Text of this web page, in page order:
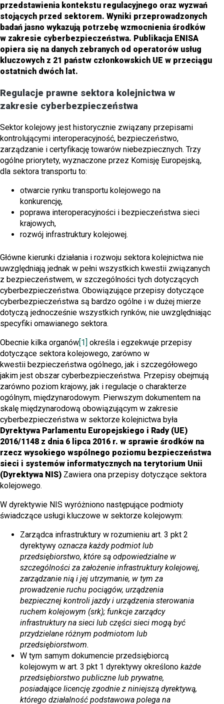
przedstawienia kontekstu regulacyjnego oraz wyzwań
stojących przed sektorem. Wyniki przeprowadzonych
badań jasno wykazują potrzebę wzmocnienia środków
w zakresie cyberbezpieczeństwa. Publikacja ENISA
opiera się na danych zebranych od operatorów usług
kluczowych z 21 państw członkowskich UE w przeciągu
ostatnich dwóch lat.
Regulacje prawne sektora kolejnictwa w
zakresie cyberbezpieczeństwa
Sektor kolejowy jest historycznie związany przepisami
kontrolującymi interoperacyjność, bezpieczeństwo,
zarządzanie i certyfikację towarów niebezpiecznych. Trzy
ogólne priorytety, wyznaczone przez Komisję Europejską,
dla sektora transportu to:
otwarcie rynku transportu kolejowego na
konkurencję,
poprawa interoperacyjności i bezpieczeństwa sieci
krajowych,
rozwój infrastruktury kolejowej.
Główne kierunki działania i rozwoju sektora kolejnictwa nie
uwzględniają jednak w pełni wszystkich kwestii związanych
z bezpieczeństwem, w szczególności tych dotyczących
cyberbezpieczeństwa. Obowiązujące przepisy dotyczące
cyberbezpieczeństwa są bardzo ogólne i w dużej mierze
dotyczą jednocześnie wszystkich rynków, nie uwzględniając
specyfiki omawianego sektora.
Obecnie kilka organów[1] określa i egzekwuje przepisy
dotyczące sektora kolejowego, zarówno w
kwestii bezpieczeństwa ogólnego, jak i szczegółowego
jakim jest obszar cyberbezpieczeństwa. Przepisy obejmują
zarówno poziom krajowy, jak i regulacje o charakterze
ogólnym, międzynarodowym. Pierwszym dokumentem na
skalę międzynarodową obowiązującym w zakresie
cyberbezpieczeństwa w sektorze kolejnictwa była
Dyrektywa Parlamentu Europejskiego i Rady (UE)
2016/1148 z dnia 6 lipca 2016 r. w sprawie środków na
rzecz wysokiego wspólnego poziomu bezpieczeństwa
sieci i systemów informatycznych na terytorium Unii
(Dyrektywa NIS) Zawiera ona przepisy dotyczące sektora
kolejowego.
W dyrektywie NIS wyróżniono następujące podmioty
świadczące usługi kluczowe w sektorze kolejowym:
Zarządca infrastruktury w rozumieniu art. 3 pkt 2
dyrektywy oznacza każdy podmiot lub
przedsiębiorstwo, które są odpowiedzialne w
szczególności za założenie infrastruktury kolejowej,
zarządzanie nią i jej utrzymanie, w tym za
prowadzenie ruchu pociągów, urządzenia
bezpiecznej kontroli jazdy i urządzenia sterowania
ruchem kolejowym (srk); funkcje zarządcy
infrastruktury na sieci lub części sieci mogą być
przydzielane różnym podmiotom lub
przedsiębiorstwom.
W tym samym dokumencie przedsiębiorcą
kolejowym w art. 3 pkt 1 dyrektywy określono każde
przedsiębiorstwo publiczne lub prywatne,
posiadające licencję zgodnie z niniejszą dyrektywą,
którego działalność podstawowa polega na